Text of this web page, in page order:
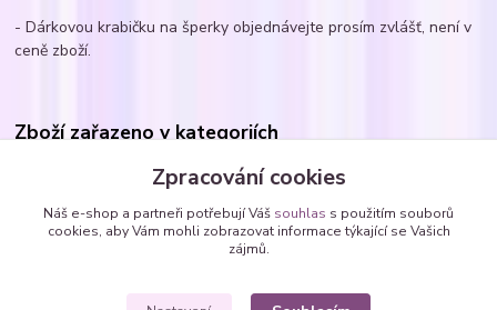
- Dárkovou krabičku na šperky objednávejte prosím zvlášť, není v
ceně zboží.
Zboží zařazeno v kategoriích
Soupravy šperků
Sety - zavěšené SWAROVSKI krystaly
Sety s krystaly Swarovski
Zpracování cookies
Náš e-shop a partneři potřebují Váš souhlas s použitím souborů
cookies, aby Vám mohli zobrazovat informace týkající se Vašich
zájmů.